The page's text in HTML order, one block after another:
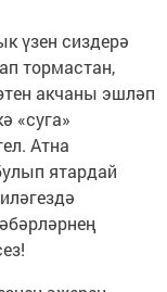
үзен сиздерә
тормастан,
акчаны эшләп
«суга»
Атна
ятардай